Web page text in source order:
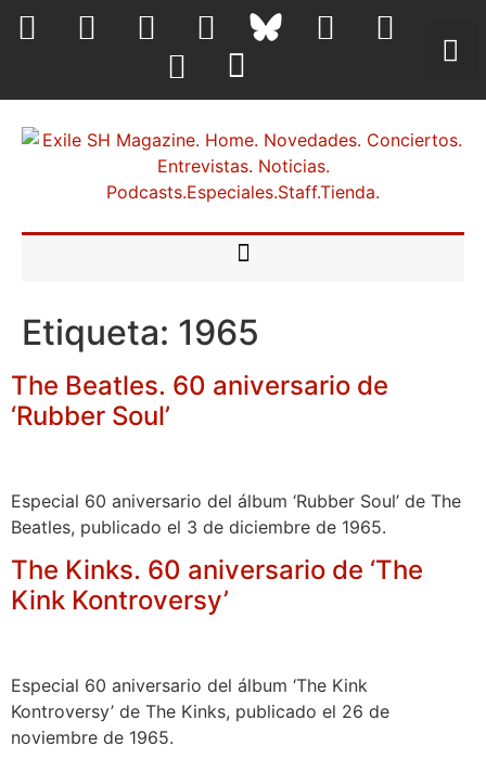
Etiqueta: 1965
The Beatles. 60 aniversario de
‘Rubber Soul’
Especial 60 aniversario del álbum ‘Rubber Soul’ de The
Beatles, publicado el 3 de diciembre de 1965.
The Kinks. 60 aniversario de ‘The
Kink Kontroversy’
Especial 60 aniversario del álbum ‘The Kink
Kontroversy’ de The Kinks, publicado el 26 de
noviembre de 1965.